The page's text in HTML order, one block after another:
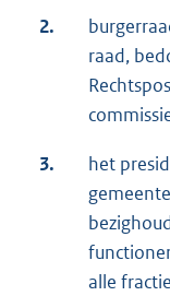
2.
raad,
3.
het
alle